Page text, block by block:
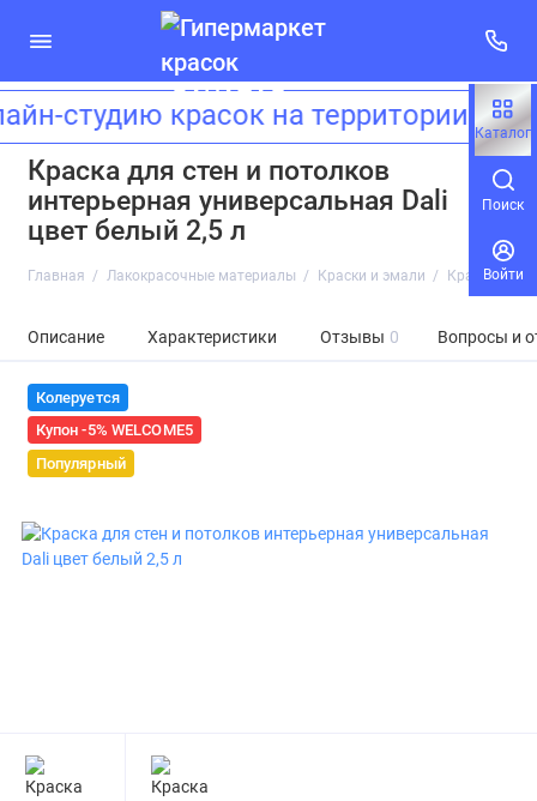
Каталог
Поиск
Войти
студию красок на территории
Краска для стен и потолков
интерьерная универсальная Dali
цвет белый 2,5 л
Главная Лакокрасочные материалы Краски и эмали Краска для
Описание Характеристики Отзывы 0 Вопросы и
Колеруется
Купон -5% WELCOME5
Популярный